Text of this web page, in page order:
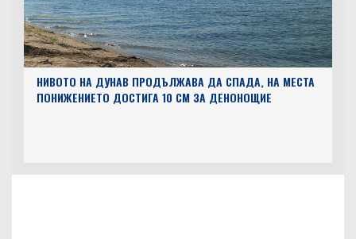
НИВОТО НА ДУНАВ ПРОДЪЛЖАВА ДА СПАДА, НА МЕСТА
ПОНИЖЕНИЕТО ДОСТИГА 10 СМ ЗА ДЕНОНОЩИЕ